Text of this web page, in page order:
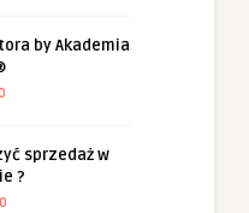
by Akademia
sprzedaż w
?
0